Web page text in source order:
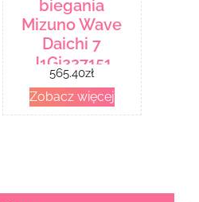
biegania
Mizuno Wave
Daichi 7
J1Gj227151
Niebieski
565.40zł
Zobacz więcej